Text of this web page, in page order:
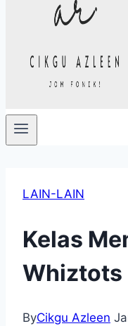
LAIN-LAIN
Kelas
Whiztots
ByCikgu Azleen